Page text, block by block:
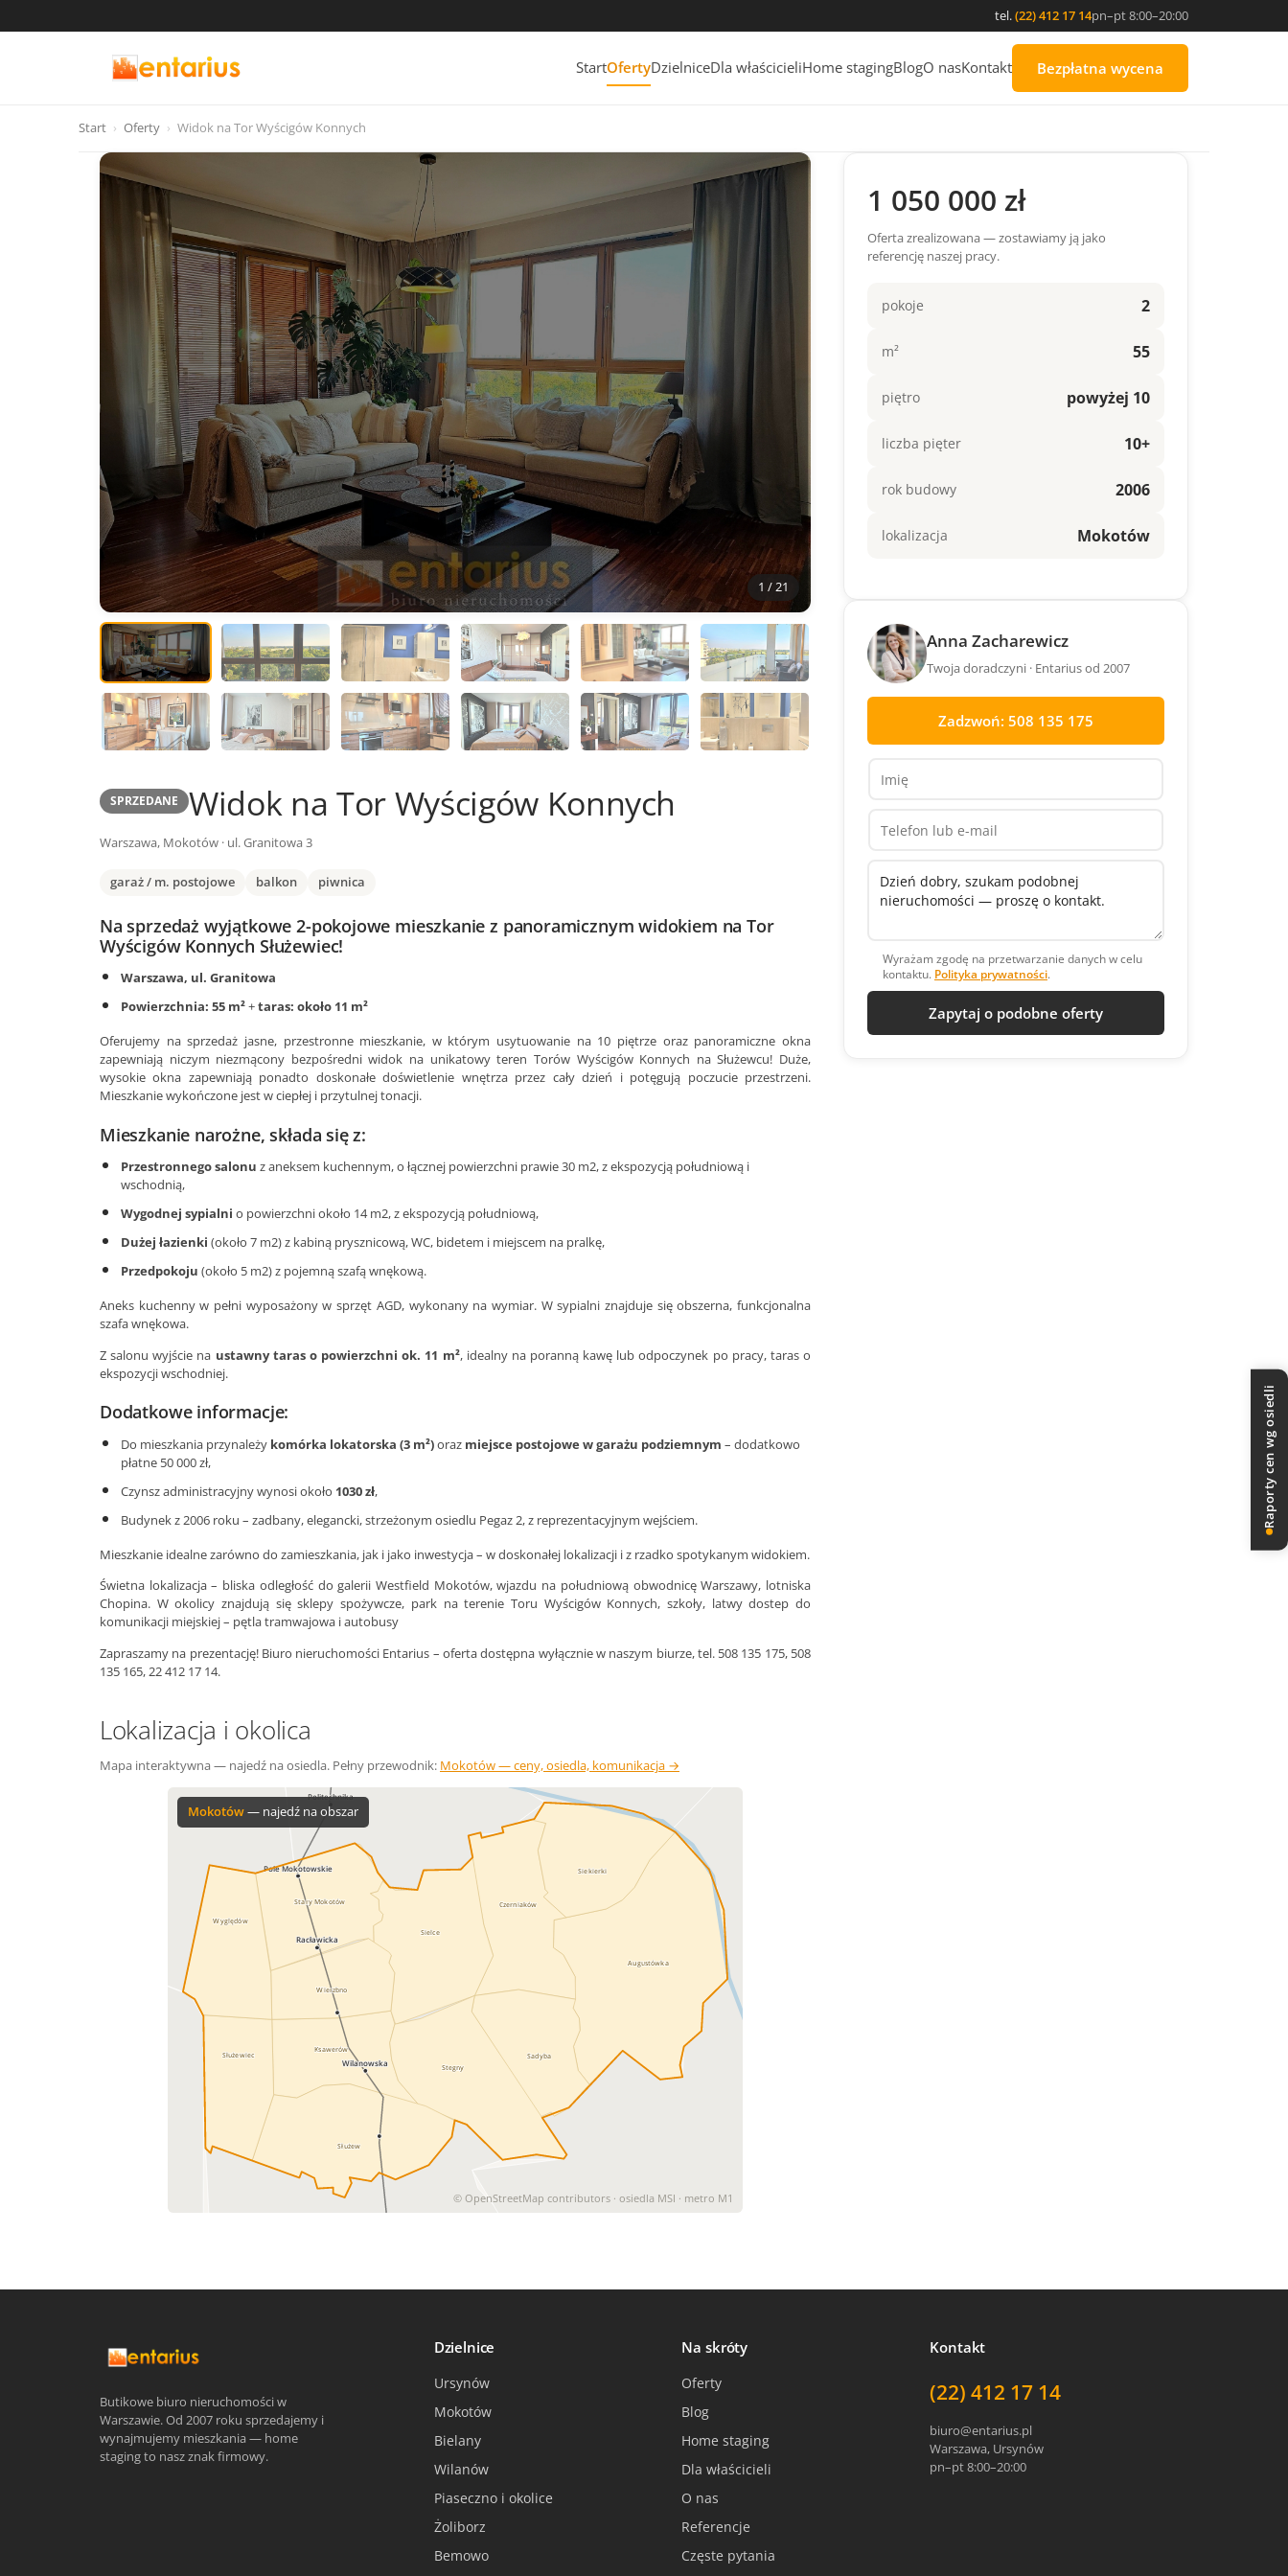
tel.(22) 412 17 14pn–pt 8:00–20:00
StartOfertyDzielniceDla właścicieliHome stagingBlogO nasKontakt Bezpłatna wycena
Start › Oferty › Widok na Tor Wyścigów Konnych
1 / 21
SPRZEDANE Widok na Tor Wyścigów Konnych
Warszawa, Mokotów · ul. Granitowa 3
garaż / m. postojowe balkon piwnica
Na sprzedaż wyjątkowe 2-pokojowe mieszkanie z panoramicznym widokiem na Tor
Wyścigów Konnych Służewiec!
Warszawa, ul. Granitowa
Powierzchnia: 55 m²+taras: około 11 m²
Oferujemy na sprzedaż jasne, przestronne mieszkanie, w którym usytuowanie na 10 piętrze oraz panoramiczne okna
zapewniają niczym niezmącony bezpośredni widok na unikatowy teren Torów Wyścigów Konnych na Służewcu! Duże,
wysokie okna zapewniają ponadto doskonałe doświetlenie wnętrza przez cały dzień i potęgują poczucie przestrzeni.
Mieszkanie wykończone jest w ciepłej i przytulnej tonacji.
Mieszkanie narożne, składa się z:
Przestronnego salonu z aneksem kuchennym, o łącznej powierzchni prawie 30 m2, z ekspozycją południową i
wschodnią,
Wygodnej sypialni o powierzchni około 14 m2, z ekspozycją południową,
Dużej łazienki(około 7 m2) z kabiną prysznicową, WC, bidetem i miejscem na pralkę,
Przedpokoju (około 5 m2) z pojemną szafą wnękową.
Aneks kuchenny w pełni wyposażony w sprzęt AGD, wykonany na wymiar. W sypialni znajduje się obszerna, funkcjonalna
szafa wnękowa.
Z salonu wyjście na ustawny taras o powierzchni ok. 11 m², idealny na poranną kawę lub odpoczynek po pracy, taras o
ekspozycji wschodniej.
Dodatkowe informacje:
Do mieszkania przynależy komórka lokatorska (3 m²)oraz miejsce postojowe w garażu podziemnym – dodatkowo
płatne 50 000 zł,
Czynsz administracyjny wynosi około 1030 zł,
Budynek z 2006 roku – zadbany, elegancki, strzeżonym osiedlu Pegaz 2, z reprezentacyjnym wejściem.
Mieszkanie idealne zarówno do zamieszkania, jak i jako inwestycja – w doskonałej lokalizacji i z rzadko spotykanym widokiem.
Świetna lokalizacja – bliska odległość do galerii Westfield Mokotów, wjazdu na południową obwodnicę Warszawy, lotniska
Chopina. W okolicy znajdują się sklepy spożywcze, park na terenie Toru Wyścigów Konnych, szkoły, latwy dostep do
komunikacji miejskiej – pętla tramwajowa i autobusy
Zapraszamy na prezentację! Biuro nieruchomości Entarius – oferta dostępna wyłącznie w naszym biurze, tel. 508 135 175, 508
135 165, 22 412 17 14.
Lokalizacja i okolica
Mapa interaktywna — najedź na osiedla. Pełny przewodnik: Mokotów — ceny, osiedla, komunikacja →
Pole Mokotowskie
Politechnika
Racławicka
Wilanowska
Augustówka
Czerniaków
Ksawerów
Sadyba
Siekierki
Sielce
Stary Mokotów
Stegny
Służew
Służewiec
Wierzbno
Wyględów
Mokotów— najedź na obszar
© OpenStreetMap contributors · osiedla MSI · metro M1
1 050 000 zł
Oferta zrealizowana — zostawiamy ją jako
referencję naszej pracy.
2
pokoje
55
m²
powyżej 10
piętro
10+
liczba pięter
2006
rok budowy
Mokotów
lokalizacja
Anna Zacharewicz
Twoja doradczyni · Entarius od 2007
Zadzwoń: 508 135 175
Wyrażam zgodę na przetwarzanie danych w celu
kontaktu. Polityka prywatności.
Zapytaj o podobne oferty
Butikowe biuro nieruchomości w
Warszawie. Od 2007 roku sprzedajemy i
wynajmujemy mieszkania — home
staging to nasz znak firmowy.
Dzielnice
Ursynów
Mokotów
Bielany
Wilanów
Piaseczno i okolice
Żoliborz
Bemowo
Na skróty
Oferty
Blog
Home staging
Dla właścicieli
O nas
Referencje
Częste pytania
Kontakt
(22) 412 17 14
biuro@entarius.pl
Warszawa, Ursynów
pn–pt 8:00–20:00
Raporty cen wg osiedli